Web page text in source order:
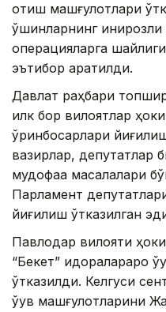
отиш машғулотлари
қўшинларнинг
операцияларга
эътибор қаратилди.
Давлат раҳбари
илк бор вилоятлар
ўринбосарлари
вазирлар, депутатлар
мудофаа масалалари
Парламент
йиғилиш ўтказилган
Павлодар вилояти
“Бекет” идоралараро
ўтказилди. Келгуси
ўқув машғулотларини